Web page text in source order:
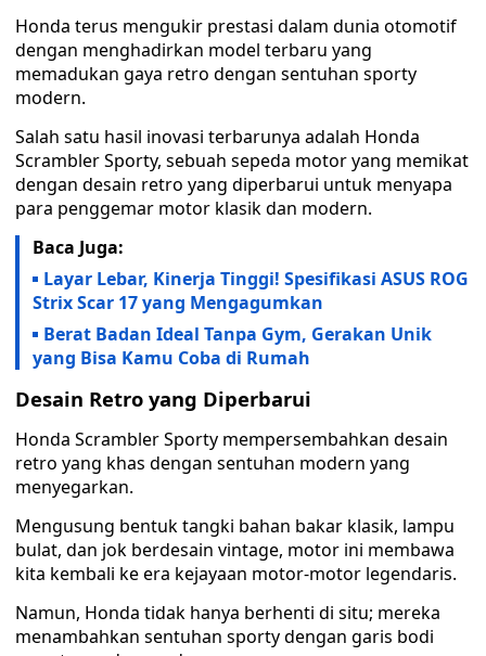
Honda terus mengukir prestasi dalam dunia otomotif
dengan menghadirkan model terbaru yang
memadukan gaya retro dengan sentuhan sporty
modern.
Salah satu hasil inovasi terbarunya adalah Honda
Scrambler Sporty, sebuah sepeda motor yang memikat
dengan desain retro yang diperbarui untuk menyapa
para penggemar motor klasik dan modern.
Baca Juga:
Layar Lebar, Kinerja Tinggi! Spesifikasi ASUS ROG
Strix Scar 17 yang Mengagumkan
Berat Badan Ideal Tanpa Gym, Gerakan Unik
yang Bisa Kamu Coba di Rumah
Desain Retro yang Diperbarui
Honda Scrambler Sporty mempersembahkan desain
retro yang khas dengan sentuhan modern yang
menyegarkan.
Mengusung bentuk tangki bahan bakar klasik, lampu
bulat, dan jok berdesain vintage, motor ini membawa
kita kembali ke era kejayaan motor-motor legendaris.
Namun, Honda tidak hanya berhenti di situ; mereka
menambahkan sentuhan sporty dengan garis bodi